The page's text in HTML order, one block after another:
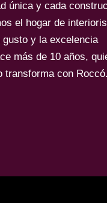
única y cada
el hogar de
y la excelencia
más de 10 años,
transforma con